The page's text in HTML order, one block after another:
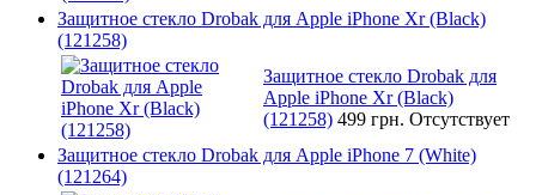
Защитное стекло Drobak для Apple iPhone Xr (Black)
(121258)
Защитное стекло Drobak для
Apple iPhone Xr (Black)
(121258) 499 грн. Отсутствует
Защитное стекло Drobak для Apple iPhone 7 (White)
(121264)